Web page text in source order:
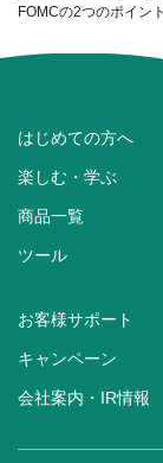
FOMCの2つのポイン
はじめての方へ
楽しむ・学ぶ
商品一覧
ツール
お客様サポート
キャンペーン
会社案内・IR情報